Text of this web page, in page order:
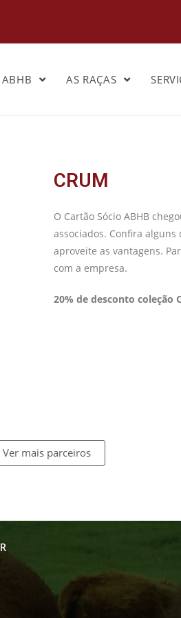
ABHB AS RAÇAS
CRUM
O Cartão Sócio ABHB
associados. Confira
aproveite as vantagens.
com a empresa.
20% de desconto coleção
Ver mais parceiros